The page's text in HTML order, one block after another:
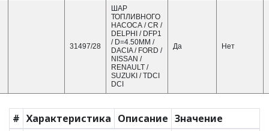
31497/28
ШАР
ТОПЛИВНОГО
НАСОСА / CR /
DELPHI / DFP1
/ D=4.50MM /
DACIA / FORD /
NISSAN /
RENAULT /
SUZUKI / TDCI
DCI
Да Нет
# Характеристика Описание Значение